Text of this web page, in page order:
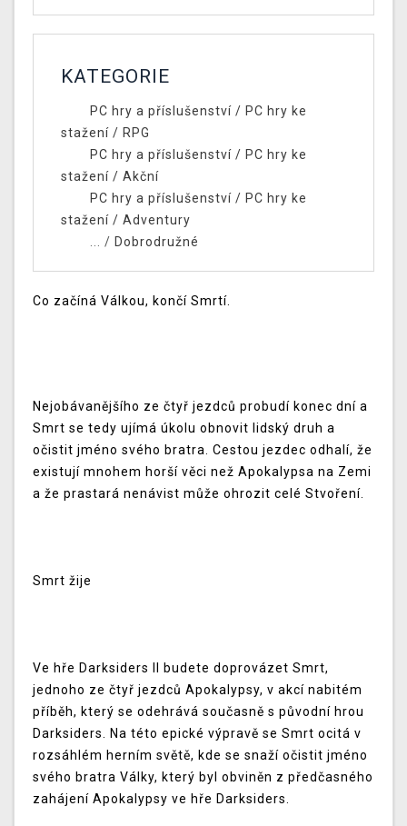
KATEGORIE
PC hry a příslušenství/ PC hry ke
stažení / RPG
PC hry a příslušenství/ PC hry ke
stažení / Akční
PC hry a příslušenství/ PC hry ke
stažení / Adventury
... / Dobrodružné
Co začíná Válkou, končí Smrtí.
Nejobávanějšího ze čtyř jezdců probudí konec dní a
Smrt se tedy ujímá úkolu obnovit lidský druh a
očistit jméno svého bratra. Cestou jezdec odhalí, že
existují mnohem horší věci než Apokalypsa na Zemi
a že prastará nenávist může ohrozit celé Stvoření.
Smrt žije
Ve hře Darksiders II budete doprovázet Smrt,
jednoho ze čtyř jezdců Apokalypsy, v akcí nabitém
příběh, který se odehrává současně s původní hrou
Darksiders. Na této epické výpravě se Smrt ocitá v
rozsáhlém herním světě, kde se snaží očistit jméno
svého bratra Války, který byl obviněn z předčasného
zahájení Apokalypsy ve hře Darksiders.